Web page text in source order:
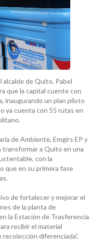
alcalde de Quito, Pabel
que la capital cuente con
inaugurando un plan piloto
ya cuenta con 55 rutas en
de Ambiente, Emgirs EP y
transformar a Quito en una
con la
que en su primera fase
de fortalecer y mejorar el
de la planta de
la Estación de Trasferencia
recibir el material
diferenciada”,